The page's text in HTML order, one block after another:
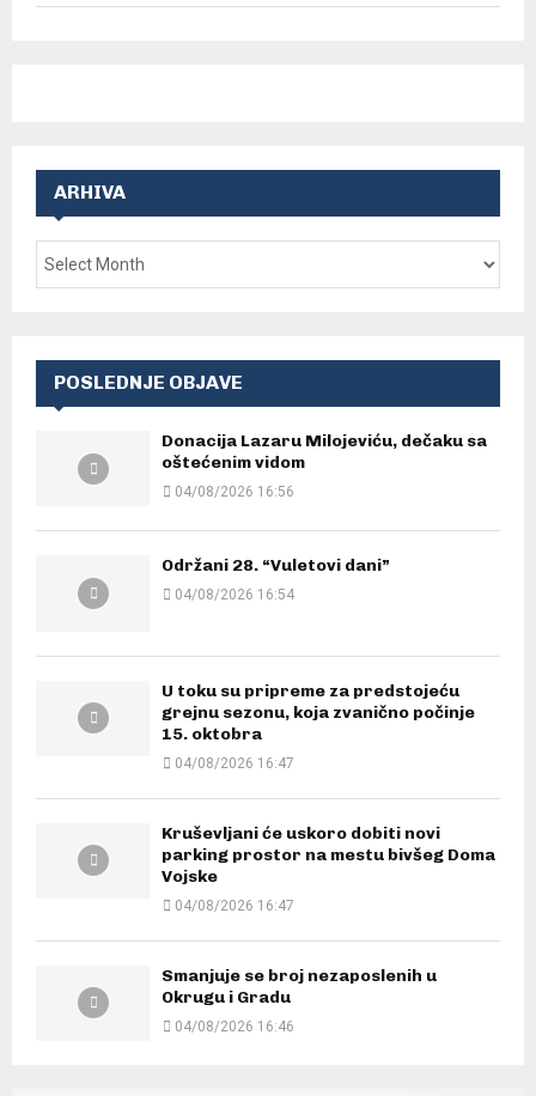
ARHIVA
POSLEDNJE OBJAVE
Donacija Lazaru Milojeviću, dečaku sa
oštećenim vidom
04/08/2026 16:56
Održani 28. “Vuletovi dani”
04/08/2026 16:54
U toku su pripreme za predstojeću
grejnu sezonu, koja zvanično počinje
15. oktobra
04/08/2026 16:47
Kruševljani će uskoro dobiti novi
parking prostor na mestu bivšeg Doma
Vojske
04/08/2026 16:47
Smanjuje se broj nezaposlenih u
Okrugu i Gradu
04/08/2026 16:46